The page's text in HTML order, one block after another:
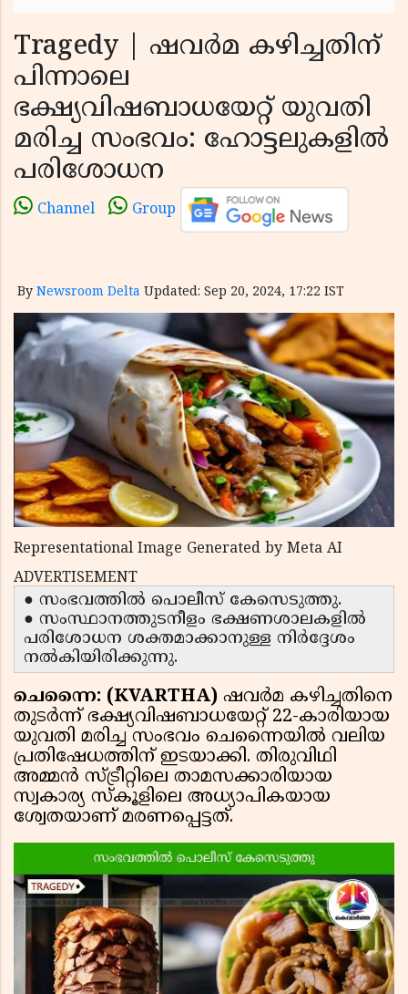
Tragedy | ഷവർമ കഴിച്ചതിന്
പിന്നാലെ
ഭക്ഷ്യവിഷബാധയേറ്റ് യുവതി
മരിച്ച സംഭവം: ഹോട്ടലുകളില്‍
പരിശോധന
Channel Group
By Newsroom Delta Updated: Sep 20, 2024, 17:22 IST
Representational Image Generated by Meta AI
ADVERTISEMENT
● സംഭവത്തിൽ പൊലീസ് കേസെടുത്തു.
● സംസ്ഥാനത്തുടനീളം ഭക്ഷണശാലകളിൽ
പരിശോധന ശക്തമാക്കാനുള്ള നിർദ്ദേശം
നൽകിയിരിക്കുന്നു.
ചെന്നൈ: (KVARTHA) ഷവർമ കഴിച്ചതിനെ
തുടർന്ന് ഭക്ഷ്യവിഷബാധയേറ്റ് 22-കാരിയായ
യുവതി മരിച്ച സംഭവം ചെന്നൈയിൽ വലിയ
പ്രതിഷേധത്തിന് ഇടയാക്കി. തിരുവിഥി
അമ്മൻ സ്ട്രീറ്റിലെ താമസക്കാരിയായ
സ്വകാര്യ സ്കൂളിലെ അധ്യാപികയായ
ശ്വേതയാണ് മരണപ്പെട്ടത്.